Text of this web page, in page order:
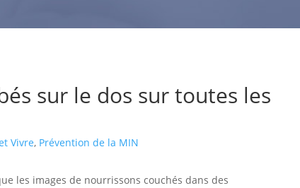
sur le dos sur toutes les
Vivre, Prévention de la MIN
les images de nourrissons couchés dans des